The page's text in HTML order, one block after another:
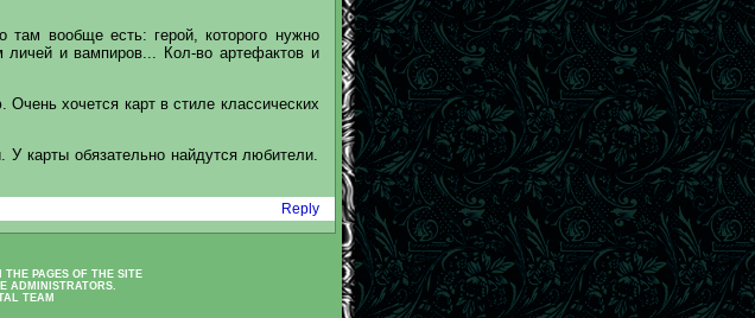
там вообще есть: герой, которого нужно
личей и вампиров... Кол-во артефактов и
хочется карт в стиле классических
карты обязательно найдутся любители.
Reply
PAGES OF THE SITE
ADMINISTRATORS.
TEAM